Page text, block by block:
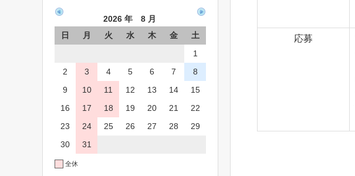
応募
2026 年 8 月
日
月 火 水 木 金
土
1
2
3 4 5 6 7
8
9
10 11 12 13 14
15
16
17 18 19 20 21
22
23
24 25 26 27 28
29
30
31
全休